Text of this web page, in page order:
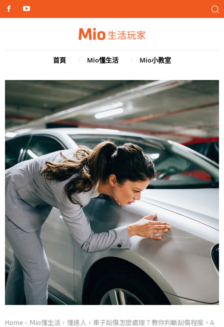
首頁 Mio懂生活 Mio小教室
Home Mio懂生活 懂達人
車子刮傷怎麼處理？教你判斷刮傷程度，4